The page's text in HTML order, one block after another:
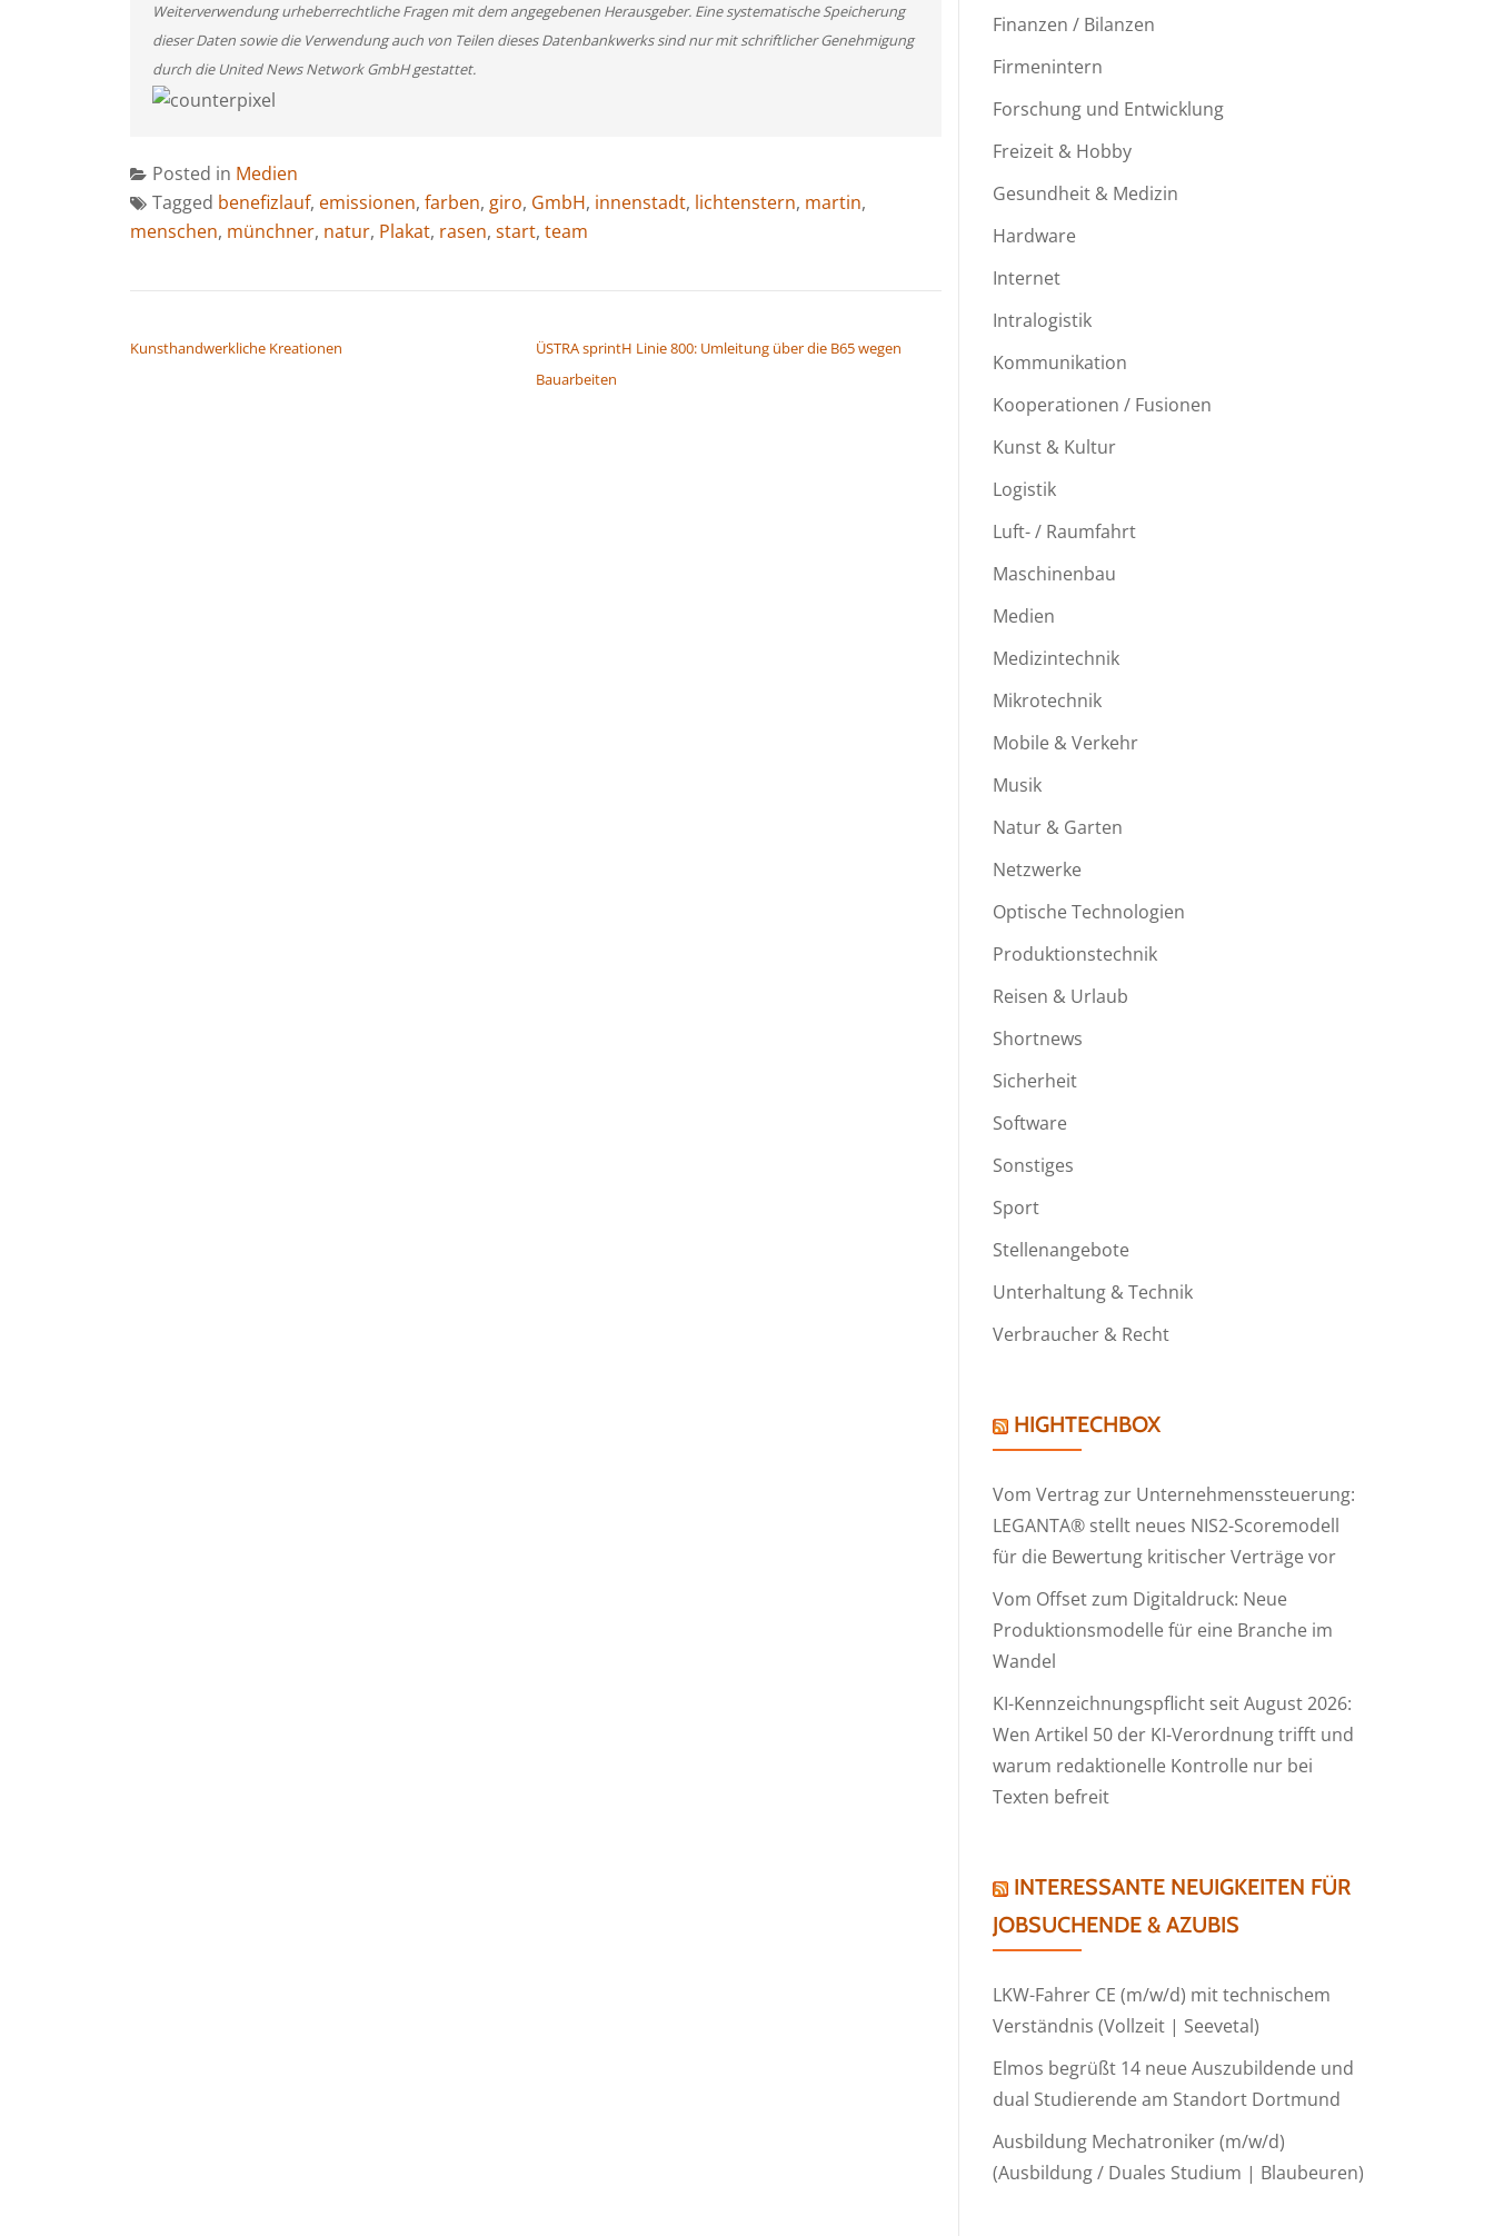
Weiterverwendung urheberrechtliche Fragen mit dem angegebenen Herausgeber. Eine systematische Speicherung
dieser Daten sowie die Verwendung auch von Teilen dieses Datenbankwerks sind nur mit schriftlicher Genehmigung
durch die United News Network GmbH gestattet.
Posted in Medien
Tagged benefizlauf, emissionen, farben, giro, GmbH, innenstadt, lichtenstern, martin,
menschen, münchner, natur, Plakat, rasen, start, team
Kunsthandwerkliche Kreationen
ÜSTRA sprintH Linie 800: Umleitung über die B65 wegen
Bauarbeiten
Finanzen / Bilanzen
Firmenintern
Forschung und Entwicklung
Freizeit & Hobby
Gesundheit & Medizin
Hardware
Internet
Intralogistik
Kommunikation
Kooperationen / Fusionen
Kunst & Kultur
Logistik
Luft- / Raumfahrt
Maschinenbau
Medien
Medizintechnik
Mikrotechnik
Mobile & Verkehr
Musik
Natur & Garten
Netzwerke
Optische Technologien
Produktionstechnik
Reisen & Urlaub
Shortnews
Sicherheit
Software
Sonstiges
Sport
Stellenangebote
Unterhaltung & Technik
Verbraucher & Recht
HIGHTECHBOX
Vom Vertrag zur Unternehmenssteuerung:
LEGANTA® stellt neues NIS2-Scoremodell
für die Bewertung kritischer Verträge vor
Vom Offset zum Digitaldruck: Neue
Produktionsmodelle für eine Branche im
Wandel
KI-Kennzeichnungspflicht seit August 2026:
Wen Artikel 50 der KI-Verordnung trifft und
warum redaktionelle Kontrolle nur bei
Texten befreit
INTERESSANTE NEUIGKEITEN FÜR
JOBSUCHENDE & AZUBIS
LKW-Fahrer CE (m/w/d) mit technischem
Verständnis (Vollzeit | Seevetal)
Elmos begrüßt 14 neue Auszubildende und
dual Studierende am Standort Dortmund
Ausbildung Mechatroniker (m/w/d)
(Ausbildung / Duales Studium | Blaubeuren)